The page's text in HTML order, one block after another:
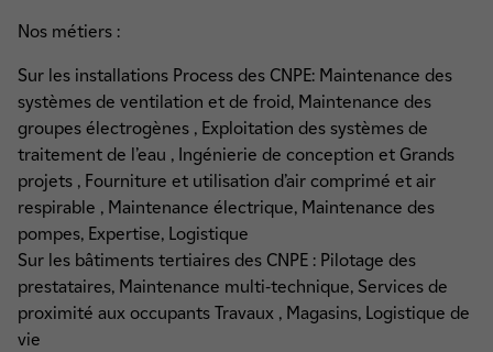
Nos métiers :
Sur les installations Process des CNPE: Maintenance des
systèmes de ventilation et de froid, Maintenance des
groupes électrogènes , Exploitation des systèmes de
traitement de l’eau , Ingénierie de conception et Grands
projets , Fourniture et utilisation d’air comprimé et air
respirable , Maintenance électrique, Maintenance des
pompes, Expertise, Logistique
Sur les bâtiments tertiaires des CNPE : Pilotage des
prestataires, Maintenance multi-technique, Services de
proximité aux occupants Travaux , Magasins, Logistique de
vie